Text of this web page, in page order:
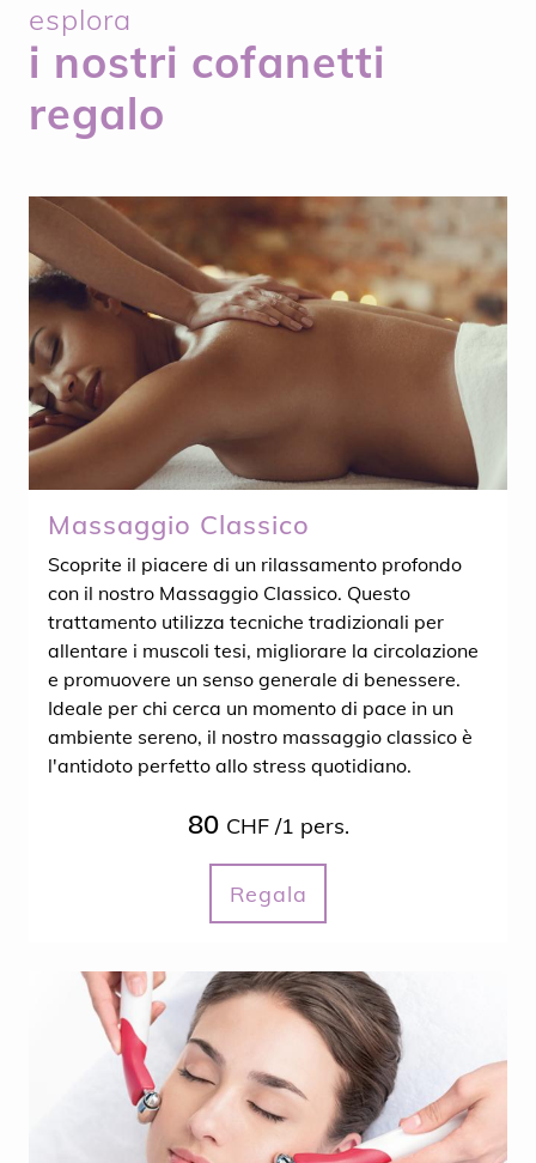
esplora
i nostri cofanetti
regalo
Massaggio Classico
Scoprite il piacere di un rilassamento profondo
con il nostro Massaggio Classico. Questo
trattamento utilizza tecniche tradizionali per
allentare i muscoli tesi, migliorare la circolazione
e promuovere un senso generale di benessere.
Ideale per chi cerca un momento di pace in un
ambiente sereno, il nostro massaggio classico è
l'antidoto perfetto allo stress quotidiano.
80 CHF /1 pers.
Regala